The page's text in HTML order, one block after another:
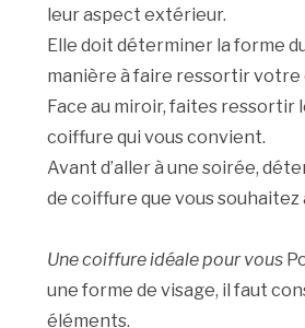
leur aspect extérieur.
Elle doit déterminer la forme
manière à faire ressortir votre
Face au miroir, faites ressortir
coiffure qui vous convient.
Avant d’aller à une soirée,
de coiffure que vous souhaitez
Une coiffure idéale pour vous
une forme de visage, il faut
éléments.